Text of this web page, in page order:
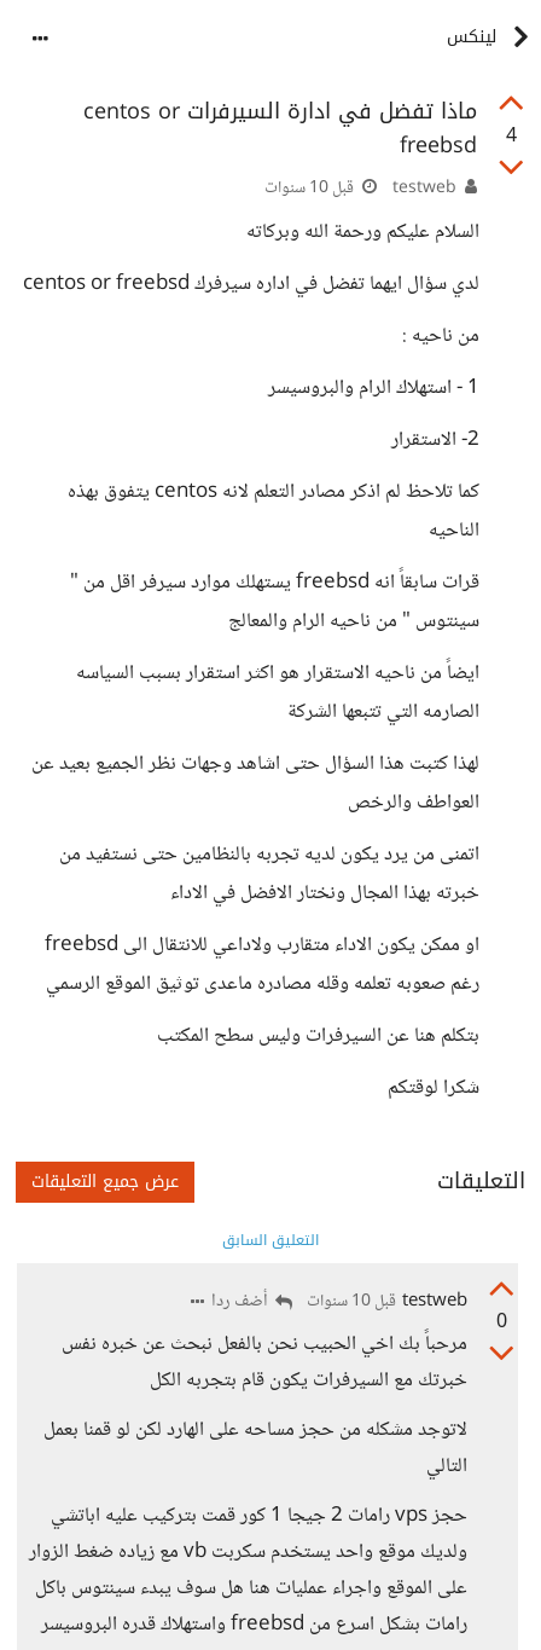
لينكس
4
ماذا تفضل في ادارة السيرفرات centos or
freebsd
قبل 10 سنوات
السلام عليكم ورحمة الله وبركاته
لدي سؤال ايهما تفضل في اداره سيرفرك centos or freebsd
من ناحيه :
1 - استهلاك الرام والبروسيسر
2- الاستقرار
كما تلاحظ لم اذكر مصادر التعلم لانه centos يتفوق بهذه
الناحيه
قرات سابقاً انه freebsd يستهلك موارد سيرفر اقل من "
سينتوس " من ناحيه الرام والمعالج
ايضاً من ناحيه الاستقرار هو اكثر استقرار بسبب السياسه
الصارمه التي تتبعها الشركة
لهذا كتبت هذا السؤال حتى اشاهد وجهات نظر الجميع بعيد عن
العواطف والرخص
اتمنى من يرد يكون لديه تجربه بالنظامين حتى نستفيد من
خبرته بهذا المجال ونختار الافضل في الاداء
او ممكن يكون الاداء متقارب ولاداعي للانتقال الى freebsd
رغم صعوبه تعلمه وقله مصادره ماعدى توثيق الموقع الرسمي
بتكلم هنا عن السيرفرات وليس سطح المكتب
شكرا لوقتكم
التعليقات عرض جميع التعليقات
التعليق السابق
0
testweb قبل 10 سنوات أضف ردا
مرحباً بك اخي الحبيب نحن بالفعل نبحث عن خبره نفس
خبرتك مع السيرفرات يكون قام بتجربه الكل
لاتوجد مشكله من حجز مساحه على الهارد لكن لو قمنا بعمل
التالي
حجز vps رامات 2 جيجا 1 كور قمت بتركيب عليه اباتشي
ولديك موقع واحد يستخدم سكربت vb مع زياده ضغط الزوار
على الموقع واجراء عمليات هنا هل سوف يبدء سينتوس باكل
رامات بشكل اسرع من freebsd واستهلاك قدره البروسيسر